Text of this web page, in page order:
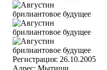
Регистрация: 26.10.2005
Адрес: Мытищи